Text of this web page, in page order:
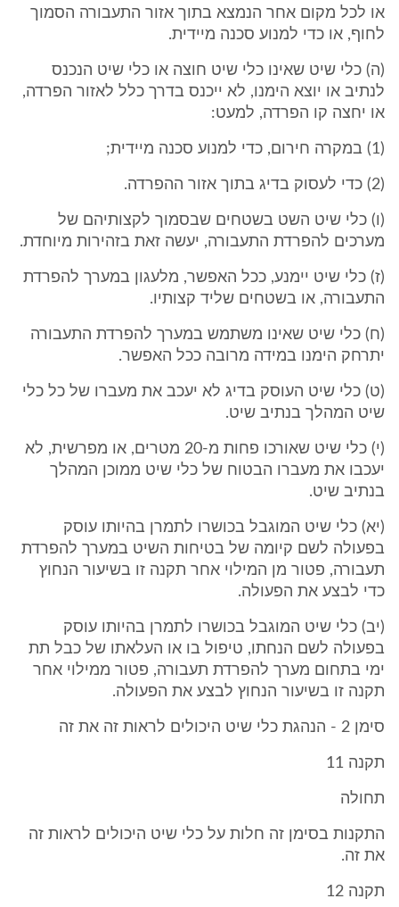
או לכל מקום אחר הנמצא בתוך אזור התעבורה הסמוך
לחוף, או כדי למנוע סכנה מיידית.
(ה) כלי שיט שאינו כלי שיט חוצה או כלי שיט הנכנס
לנתיב או יוצא הימנו, לא ייכנס בדרך כלל לאזור הפרדה,
או יחצה קו הפרדה, למעט:
(1) במקרה חירום, כדי למנוע סכנה מיידית;
(2) כדי לעסוק בדיג בתוך אזור ההפרדה.
(ו) כלי שיט השט בשטחים שבסמוך לקצותיהם של
מערכים להפרדת התעבורה, יעשה זאת בזהירות מיוחדת.
(ז) כלי שיט יימנע, ככל האפשר, מלעגון במערך להפרדת
התעבורה, או בשטחים שליד קצותיו.
(ח) כלי שיט שאינו משתמש במערך להפרדת התעבורה
יתרחק הימנו במידה מרובה ככל האפשר.
(ט) כלי שיט העוסק בדיג לא יעכב את מעברו של כל כלי
שיט המהלך בנתיב שיט.
(י) כלי שיט שאורכו פחות מ-20 מטרים, או מפרשית, לא
יעכבו את מעברו הבטוח של כלי שיט ממוכן המהלך
בנתיב שיט.
(יא) כלי שיט המוגבל בכושרו לתמרן בהיותו עוסק
בפעולה לשם קיומה של בטיחות השיט במערך להפרדת
תעבורה, פטור מן המילוי אחר תקנה זו בשיעור הנחוץ
כדי לבצע את הפעולה.
(יב) כלי שיט המוגבל בכושרו לתמרן בהיותו עוסק
בפעולה לשם הנחתו, טיפול בו או העלאתו של כבל תת
ימי בתחום מערך להפרדת תעבורה, פטור ממילוי אחר
תקנה זו בשיעור הנחוץ לבצע את הפעולה.
סימן 2 - הנהגת כלי שיט היכולים לראות זה את זה
תקנה 11
תחולה
התקנות בסימן זה חלות על כלי שיט היכולים לראות זה
את זה.
תקנה 12